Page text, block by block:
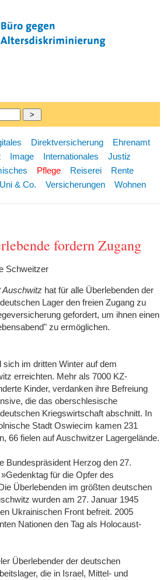
Direktversicherung
Ehrenamt
Image Internationales
Justiz
Pflege Reiserei
Rente
Uni & Co. Versicherungen Wohnen
fordern Zugang
Schweitzer
Auschwitz hat für alle Überlebenden der
Lager den freien Zugang zu
gefordert, um ihnen einen
zu ermöglichen.
sich im dritten Winter auf dem
erreichten. Mehr als 7000 KZ-
Kinder, verdanken ihre Befreiung
die das oberschlesische
Kriegswirtschaft abschnitt. In
Stadt Oswiecim kamen 231
66 fielen auf Auschwitzer Lagergelände.
Bundespräsident Herzog den 27.
für die Opfer des
Überlebenden im größten deutschen
wurden am 27. Januar 1945
Ukrainischen Front befreit. 2005
Nationen den Tag als Holocaust-
Überlebender der deutschen
die in Israel, Mittel- und